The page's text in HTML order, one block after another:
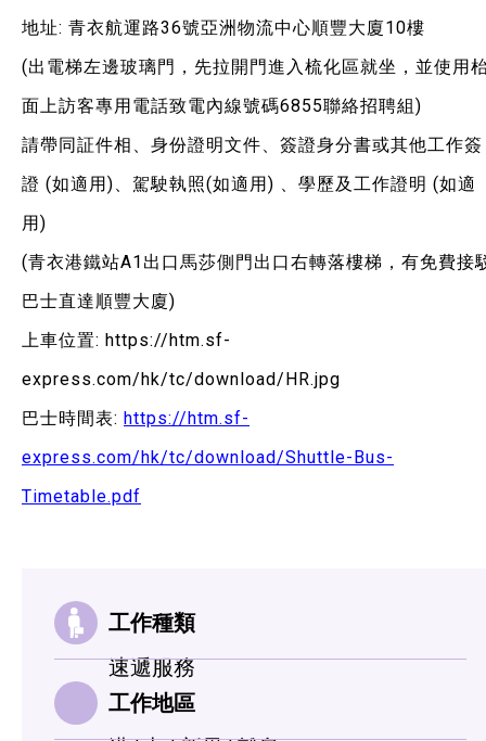
地址: 青衣航運路36號亞洲物流中心順豐大廈10樓
(出電梯左邊玻璃門，先拉開門進入梳化區就坐，並使用
面上訪客專用電話致電內線號碼6855聯絡招聘組)
請帶同証件相、身份證明文件、簽證身分書或其他工作簽
證 (如適用)、駕駛執照(如適用) 、學歷及工作證明 (如適
用)
(青衣港鐵站A1出口馬莎側門出口右轉落樓梯，有免費接
巴士直達順豐大廈)
上車位置: https://htm.sf-
express.com/hk/tc/download/HR.jpg
巴士時間表: https://htm.sf-
express.com/hk/tc/download/Shuttle-Bus-
Timetable.pdf
工作種類
速遞服務
工作地區